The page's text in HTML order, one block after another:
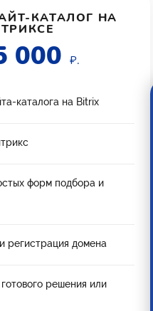
КАТАЛОГ НА
000 ₽.
каталога на Bitrix
форм подбора и
регистрация домена
решения или